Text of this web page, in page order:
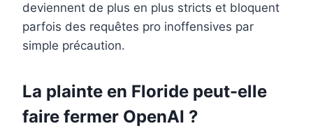
deviennent de plus en plus stricts et bloquent
parfois des requêtes pro inoffensives par
simple précaution.
La plainte en Floride peut-elle
faire fermer OpenAI ?